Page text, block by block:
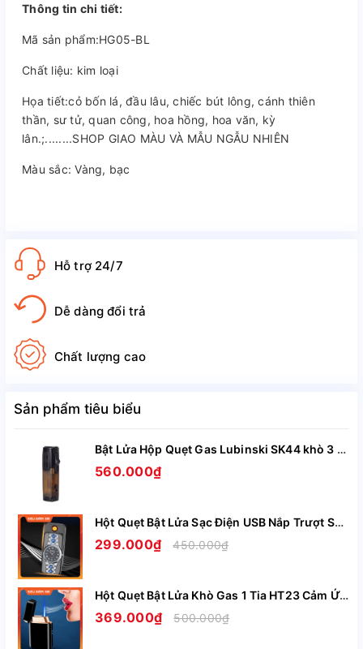
Thông tin chi tiết:
Mã sản phẩm:HG05-BL
Chất liệu: kim loại
Họa tiết:cỏ bốn lá, đầu lâu, chiếc bút lông, cánh thiên
thần, sư tử, quan công, hoa hồng, hoa văn, kỳ
lân.;........SHOP GIAO MÀU VÀ MẪU NGẪU NHIÊN
Màu sắc: Vàng, bạc
Hỗ trợ 24/7
Dễ dàng đổi trả
Chất lượng cao
Sản phẩm tiêu biểu
Bật Lửa Hộp Quẹt Gas Lubinski SK44 khò 3 tia nhìn rõ lượng gas, kèm theo đục Cigar cao cấp
560.000₫
Hột Quẹt Bật Lửa Sạc Điện USB Nắp Trượt SZ387 Kiêm Đồng Hồ Cầm Tay Nhỏ Gọn Tiện Lợi -Giao Màu Ngẫu Nhiên
299.000₫ 450.000₫
Hột Quẹt Bật Lửa Khò Gas 1 Tia HT23 Cảm Ứng Lắc Tay Có Ô Quan Sát Gas - Giao Màu Ngẫu Nhiên
369.000₫ 500.000₫